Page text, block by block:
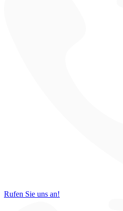
Rufen Sie uns an!